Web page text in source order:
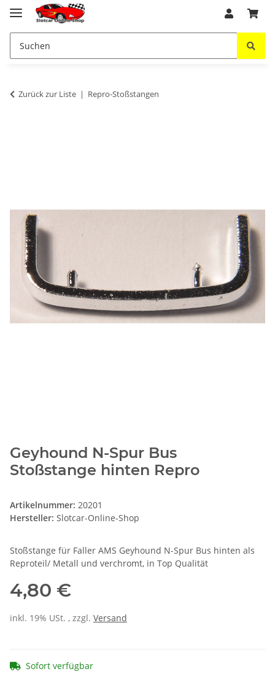
Zurück zur Liste Repro-Stoßstangen
Geyhound N-Spur Bus
Stoßstange hinten Repro
Artikelnummer: 20201
Hersteller: Slotcar-Online-Shop
Stoßstange für Faller AMS Geyhound N-Spur Bus hinten als
Reproteil/ Metall und verchromt, in Top Qualität
4,80 €
inkl. 19% USt. , zzgl. Versand
Sofort verfügbar